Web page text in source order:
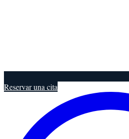
Reservar una cita